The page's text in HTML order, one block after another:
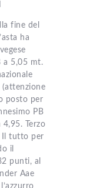
fine del
ha
a 5,05 mt.
(attenzione
posto per
PB
Terzo
Il tutto per
il
punti, al
Aae